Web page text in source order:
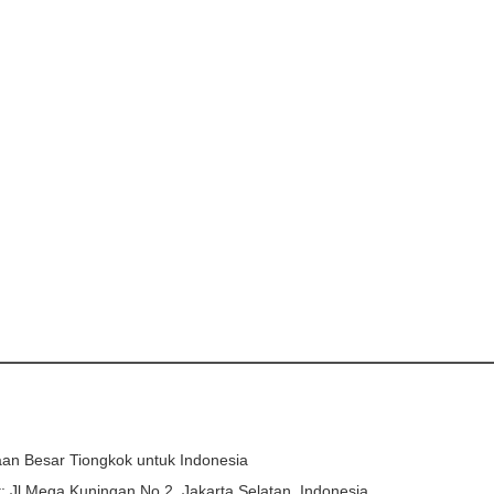
Besar Tiongkok untuk Indonesia